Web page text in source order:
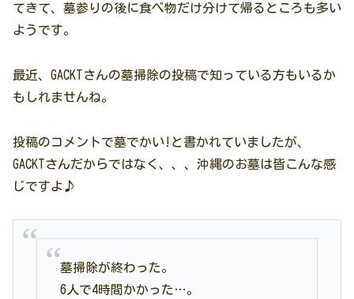
てきて、墓参りの後に食べ物だけ分けて帰るところも多い
ようです。
最近、GACKTさんの墓掃除の投稿で知っている方もいるか
もしれませんね。
投稿のコメントで墓でかい!と書かれていましたが、
GACKTさんだからではなく、、、沖縄のお墓は皆こんな感
じですよ♪
墓掃除が終わった。
6人で4時間かかった…。